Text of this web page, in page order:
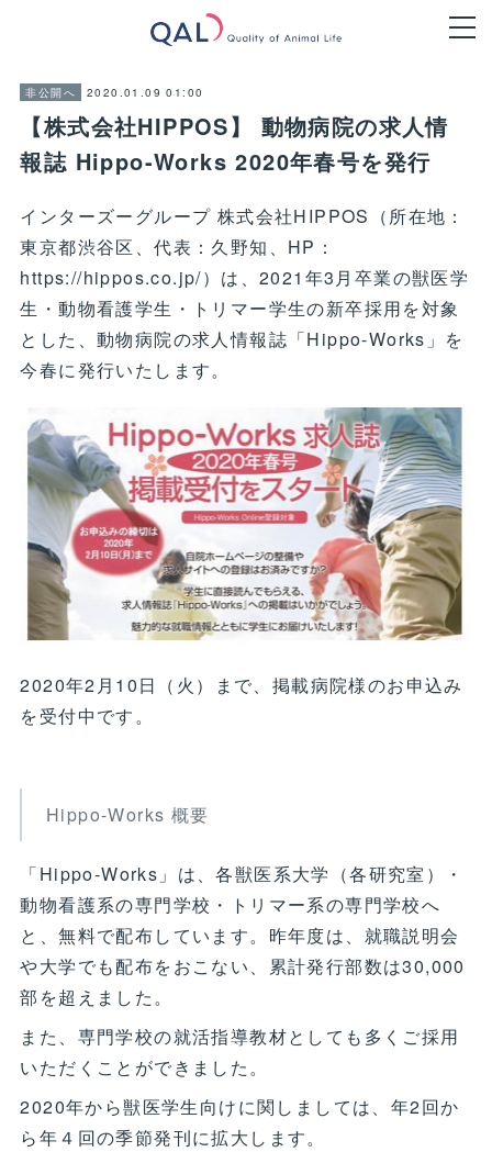
非公開へ 2020.01.09 01:00
【株式会社HIPPOS】 動物病院の求人情
報誌 Hippo-Works 2020年春号を発行
インターズーグループ 株式会社HIPPOS（所在地：
東京都渋谷区、代表：久野知、HP：
https://hippos.co.jp/）は、2021年3月卒業の獣医学
生・動物看護学生・トリマー学生の新卒採用を対象
とした、動物病院の求人情報誌「Hippo-Works」を
今春に発行いたします。
2020年2月10日（火）まで、掲載病院様のお申込み
を受付中です。
Hippo-Works 概要
「Hippo-Works」は、各獣医系大学（各研究室）・
動物看護系の専門学校・トリマー系の専門学校へ
と、無料で配布しています。昨年度は、就職説明会
や大学でも配布をおこない、累計発行部数は30,000
部を超えました。
また、専門学校の就活指導教材としても多くご採用
いただくことができました。
2020年から獣医学生向けに関しましては、年2回か
ら年４回の季節発刊に拡大します。